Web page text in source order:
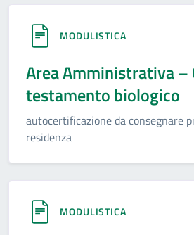
MODULISTICA
Area Amministrativa –
testamento biologico
autocertificazione da consegnare
residenza
MODULISTICA